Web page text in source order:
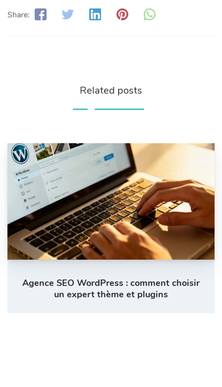
Share:
Related posts
Agence SEO WordPress : comment choisir
un expert thème et plugins